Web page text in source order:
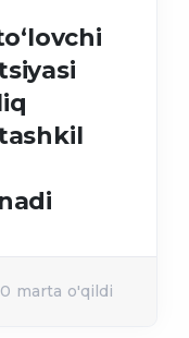
marta o'qildi